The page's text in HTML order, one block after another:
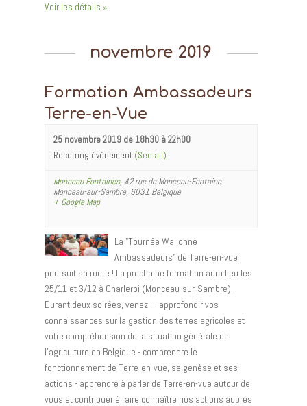
Voir les détails »
novembre 2019
Formation Ambassadeurs
Terre-en-Vue
25 novembre 2019 de 18h30à22h00
Recurring évènement (See all)
Monceau Fontaines, 42 rue de Monceau-Fontaine
Monceau-sur-Sambre, 6031 Belgique
+ Google Map
La "Tournée Wallonne
Ambassadeurs" de Terre-en-vue
poursuit sa route ! La prochaine formation aura lieu les
25/11 et 3/12 à Charleroi (Monceau-sur-Sambre).
Durant deux soirées, venez : - approfondir vos
connaissances sur la gestion des terres agricoles et
votre compréhension de la situation générale de
l’agriculture en Belgique - comprendre le
fonctionnement de Terre-en-vue, sa genèse et ses
actions - apprendre à parler de Terre-en-vue autour de
vous et contribuer à faire connaître nos actions auprès